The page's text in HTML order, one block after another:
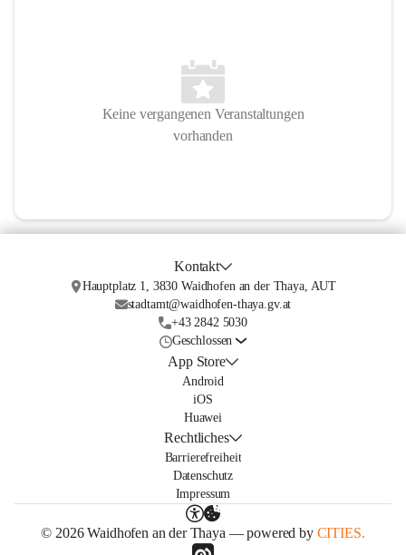
Keine vergangenen Veranstaltungen
vorhanden
Kontakt
Hauptplatz 1, 3830 Waidhofen an der Thaya, AUT
stadtamt@waidhofen-thaya.gv.at
+43 2842 5030
Geschlossen
App Store
Android
iOS
Huawei
Rechtliches
Barrierefreiheit
Datenschutz
Impressum
© 2026 Waidhofen an der Thaya — powered by CITIES.